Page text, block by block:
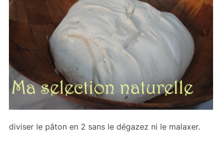
diviser le pâton en 2 sans le dégazez ni le malaxer.